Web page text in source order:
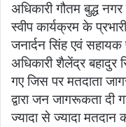
अधिकारी गौतम बुद्ध
स्वीप कार्यक्रम के
जनार्दन सिंह एवं सहायक
अधिकारी शैलेंद्र बहादुर
गए जिस पर मतदाता
द्वारा जन जागरूकता
ज्यादा से ज्यादा